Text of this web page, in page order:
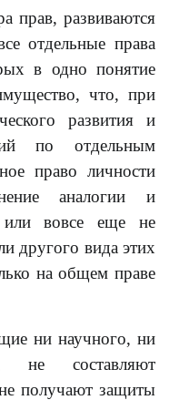
прав, развиваются
отдельные права
в одно понятие
что, при
развития и
по отдельным
право личности
аналогии и
или вовсе еще не
другого вида этих
на общем праве
ни научного, ни
не составляют
получают защиты